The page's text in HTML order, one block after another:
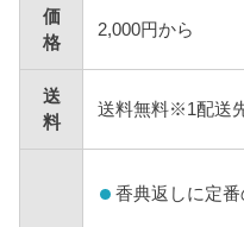
価
格
2,000円から
送
料
送料無料※1配送
香典返しに定番